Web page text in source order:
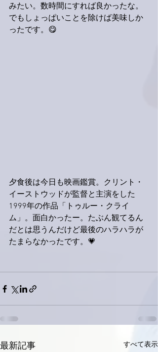
みたい。数時間にすれば良かったな。
でもしょっぱいことを除けば美味しか
ったです。😋
夕食後は今日も映画鑑賞。クリント・
イーストウッドが監督と主演をした
1999年の作品「トゥルー・クライ
ム」。面白かったー。たぶん観てるん
だとは思うんだけど最後のハラハラが
たまらなかったです。💗
最新記事 すべて表示